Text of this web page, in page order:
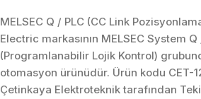
MELSEC Q / PLC (CC Link
Electric markasının MELSEC System Q
(Programlanabilir Lojik Kontrol)
otomasyon ürünüdür. Ürün kodu CET-
Çetinkaya Elektroteknik tarafından